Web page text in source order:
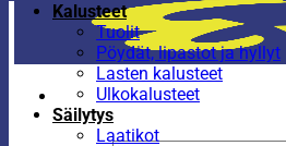
Kalusteet
Tuolit
Pöydät, lipastot ja hyllyt
Lasten kalusteet
Ulkokalusteet
Säilytys
Laatikot